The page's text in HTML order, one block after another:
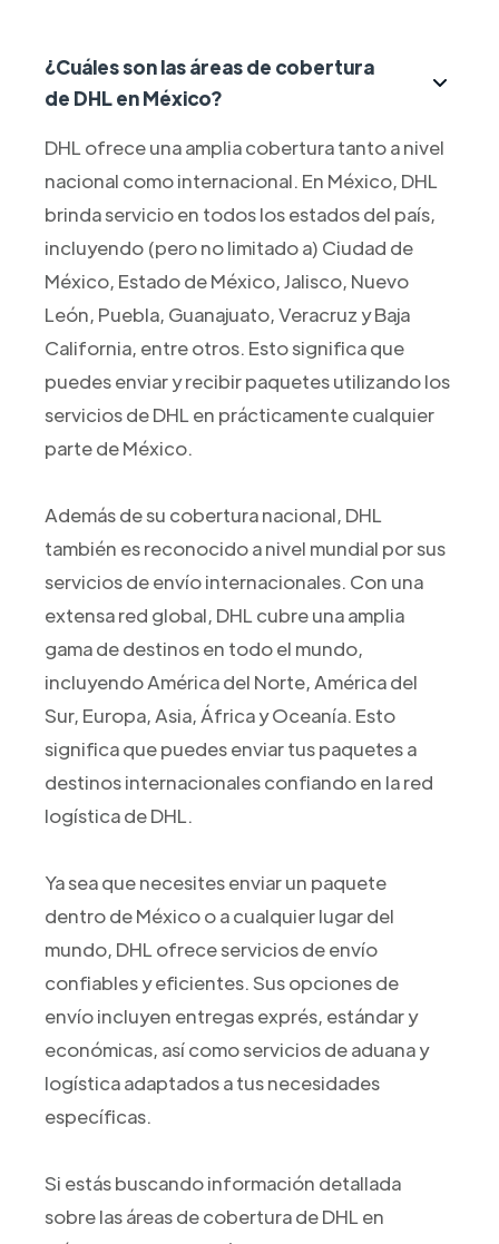
¿Cuáles son las áreas de cobertura
de DHL en México?
DHL ofrece una amplia cobertura tanto a nivel
nacional como internacional. En México, DHL
brinda servicio en todos los estados del país,
incluyendo (pero no limitado a) Ciudad de
México, Estado de México, Jalisco, Nuevo
León, Puebla, Guanajuato, Veracruz y Baja
California, entre otros. Esto significa que
puedes enviar y recibir paquetes utilizando los
servicios de DHL en prácticamente cualquier
parte de México.
Además de su cobertura nacional, DHL
también es reconocido a nivel mundial por sus
servicios de envío internacionales. Con una
extensa red global, DHL cubre una amplia
gama de destinos en todo el mundo,
incluyendo América del Norte, América del
Sur, Europa, Asia, África y Oceanía. Esto
significa que puedes enviar tus paquetes a
destinos internacionales confiando en la red
logística de DHL.
Ya sea que necesites enviar un paquete
dentro de México o a cualquier lugar del
mundo, DHL ofrece servicios de envío
confiables y eficientes. Sus opciones de
envío incluyen entregas exprés, estándar y
económicas, así como servicios de aduana y
logística adaptados a tus necesidades
específicas.
Si estás buscando información detallada
sobre las áreas de cobertura de DHL en